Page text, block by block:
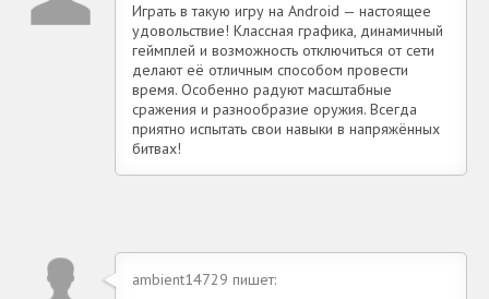
Играть в такую игру на Android — настоящее
удовольствие! Классная графика, динамичный
геймплей и возможность отключиться от сети
делают её отличным способом провести
время. Особенно радуют масштабные
сражения и разнообразие оружия. Всегда
приятно испытать свои навыки в напряжённых
битвах!
ambient14729 пишет: